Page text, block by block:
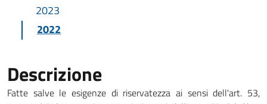
2023
2022
Descrizione
Fatte salve le esigenze di riservatezza ai sensi dell'art. 53,